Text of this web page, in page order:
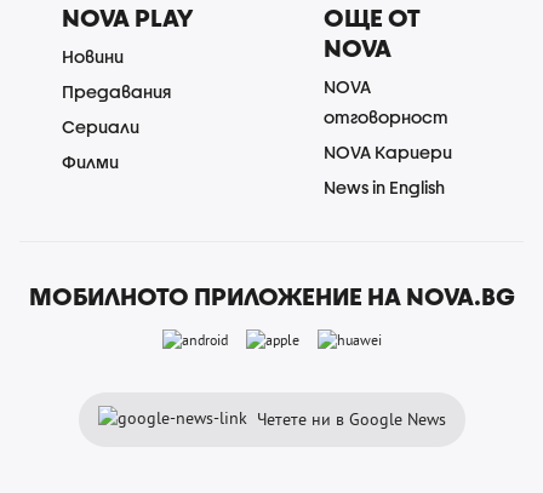
NOVA PLAY
Новини
Предавания
Сериали
Филми
ОЩЕ ОТ
NOVA
NOVA
отговорност
NOVA Кариери
News in English
МОБИЛНОТО ПРИЛОЖЕНИЕ НА NOVA.BG
Четете ни в Google News